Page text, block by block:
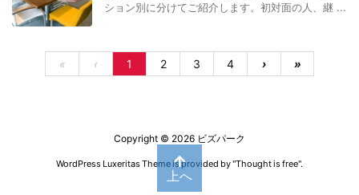
ション別に分けてご紹介します。初対面の人、継 ...
« ‹ 1 2 3 4 › »
Copyright © 2026 ビズパーク
WordPress Luxeritas Theme is provided by "Thought is free".
上へ